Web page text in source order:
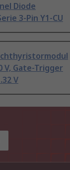
Diode
3-Pin Y1-CU
V, Gate-Trigger
V